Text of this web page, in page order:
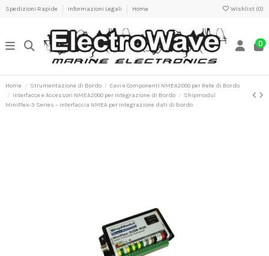
Spedizioni Rapide Informazioni Legali Home Wishlist (0)
0
Home Strumentazione di Bordo
Cavi e Componenti NMEA2000 per Rete di Bordo
Interfacce e Accessori NMEA2000 per Integrazione di Bordo
Shipmodul
MiniPlex-3 Series – Interfaccia NMEA per integrazione dati di bordo